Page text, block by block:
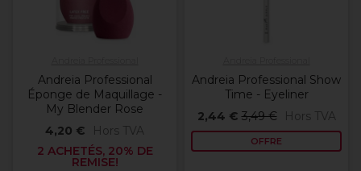
Andreia Professional
Éponge de Maquillage -
My Blender Rose
4,20 €
Hors TVA
2 ACHETÉS, 20% DE
REMISE!
Andreia Professional Show
Time - Eyeliner
2,44 € 3,49 € Hors TVA
OFFRE